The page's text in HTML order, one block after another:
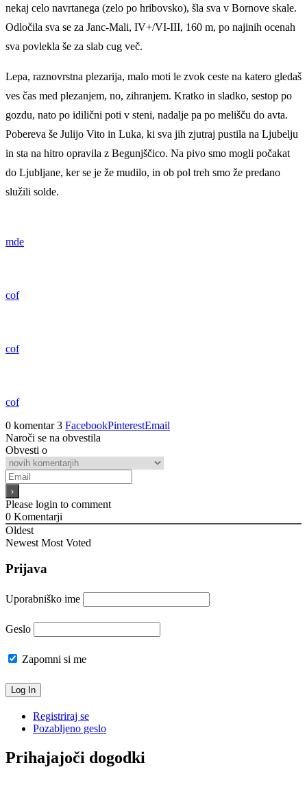
nekaj celo navrtanega (zelo po hribovsko), šla sva v Bornove skale.
Odločila sva se za Janc-Mali, IV+/VI-III, 160 m, po najinih ocenah
sva povlekla še za slab cug več.
Lepa, raznovrstna plezarija, malo moti le zvok ceste na katero gledaš
ves čas med plezanjem, no, zihranjem. Kratko in sladko, sestop po
gozdu, nato po idilični poti v steni, nadalje pa po melišču do avta.
Pobereva še Julijo Vito in Luka, ki sva jih zjutraj pustila na Ljubelju
in sta na hitro opravila z Begunjščico. Na pivo smo mogli počakat
do Ljubljane, ker se je že mudilo, in ob pol treh smo že predano
služili solde.
mde
cof
cof
cof
0 komentar 3 FacebookPinterestEmail
Naroči se na obvestila
Obvesti o
Please login to comment
0 Komentarji
Oldest
Newest Most Voted
Prijava
Uporabniško ime
Geslo
Zapomni si me
Registriraj se
Pozabljeno geslo
Prihajajoči dogodki